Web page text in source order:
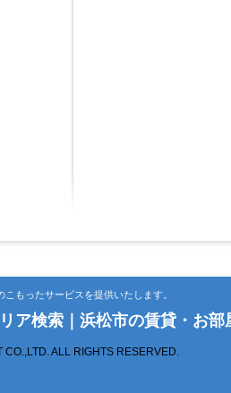
もったサービスを提供いたします。
ア検索｜浜松市の賃貸・お
ALL RIGHTS RESERVED.